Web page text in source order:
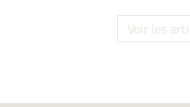
Voir les